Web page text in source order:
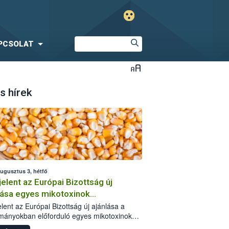
hírek
3, hétfő
az Európai Bizottság új
egyes mikotoxinok
való jelenlétéről
az Európai Bizottság új ajánlása a
előforduló egyes mikotoxinokkal
A dokumentum 2027-től új